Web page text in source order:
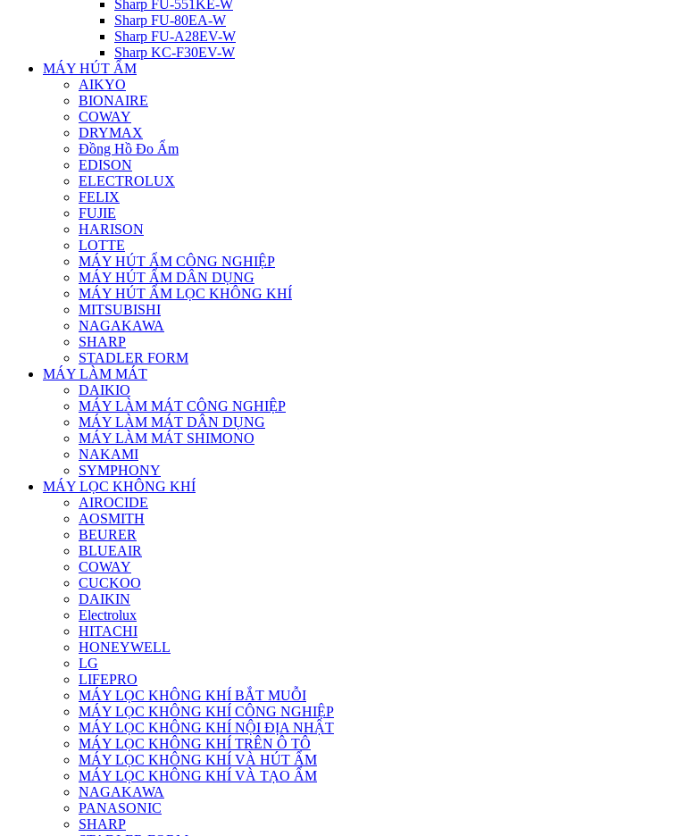
Sharp FU-551KE-W
Sharp FU-80EA-W
Sharp FU-A28EV-W
Sharp KC-F30EV-W
MÁY HÚT ẨM
AIKYO
BIONAIRE
COWAY
DRYMAX
Đồng Hồ Đo Ẩm
EDISON
ELECTROLUX
FELIX
FUJIE
HARISON
LOTTE
MÁY HÚT ẨM CÔNG NGHIỆP
MÁY HÚT ẨM DÂN DỤNG
MÁY HÚT ẨM LỌC KHÔNG KHÍ
MITSUBISHI
NAGAKAWA
SHARP
STADLER FORM
MÁY LÀM MÁT
DAIKIO
MÁY LÀM MÁT CÔNG NGHIỆP
MÁY LÀM MÁT DÂN DỤNG
MÁY LÀM MÁT SHIMONO
NAKAMI
SYMPHONY
MÁY LỌC KHÔNG KHÍ
AIROCIDE
AOSMITH
BEURER
BLUEAIR
COWAY
CUCKOO
DAIKIN
Electrolux
HITACHI
HONEYWELL
LG
LIFEPRO
MÁY LỌC KHÔNG KHÍ BẮT MUỖI
MÁY LỌC KHÔNG KHÍ CÔNG NGHIỆP
MÁY LỌC KHÔNG KHÍ NỘI ĐỊA NHẬT
MÁY LỌC KHÔNG KHÍ TRÊN Ô TÔ
MÁY LỌC KHÔNG KHÍ VÀ HÚT ẨM
MÁY LỌC KHÔNG KHÍ VÀ TẠO ẨM
NAGAKAWA
PANASONIC
SHARP